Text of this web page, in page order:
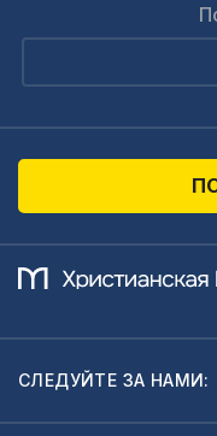
СЛЕДУЙТЕ ЗА НАМИ: